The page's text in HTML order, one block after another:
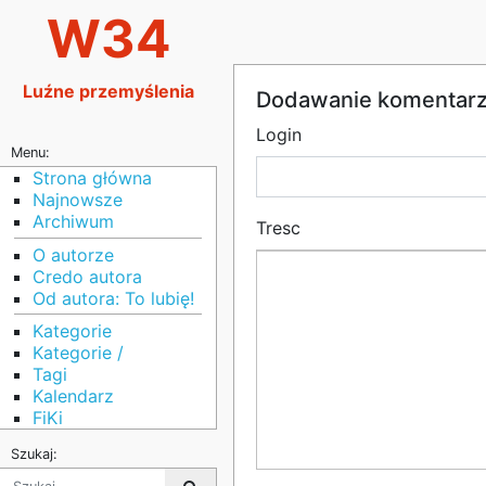
W34
Luźne przemyślenia
Menu:
Strona główna
Najnowsze
Archiwum
O autorze
Credo autora
Od autora: To lubię!
Kategorie
Kategorie /
Tagi
Kalendarz
FiKi
Szukaj:
Dodawanie
Login
Tresc